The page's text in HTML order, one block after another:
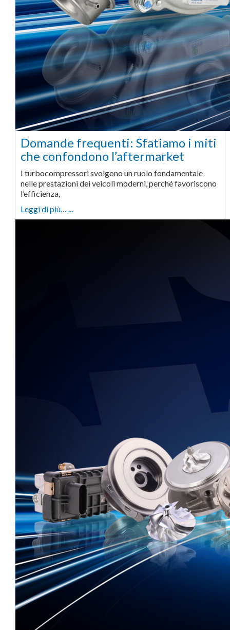
Domande frequenti: Sfatiamo i miti
che confondono l’aftermarket
I turbocompressori svolgono un ruolo fondamentale
nelle prestazioni dei veicoli moderni, perché favoriscono
l’efficienza,
Leggi di più… ...